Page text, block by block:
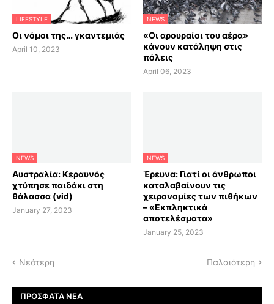
LIFESTYLE
Οι νόμοι της… γκαντεμιάς
April 10, 2023
NEWS
«Οι αρουραίοι του αέρα»
κάνουν κατάληψη στις
πόλεις
April 06, 2023
NEWS
Αυστραλία: Κεραυνός
χτύπησε παιδάκι στη
θάλασσα (vid)
January 27, 2023
NEWS
Έρευνα: Γιατί οι άνθρωποι
καταλαβαίνουν τις
χειρονομίες των πιθήκων
– «Εκπληκτικά
αποτελέσματα»
January 25, 2023
Νεότερη Παλαιότερη
ΠΡΌΣΦΑΤΑ ΝΈΑ